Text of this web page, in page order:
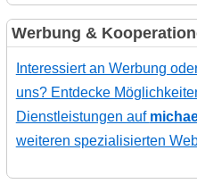
Werbung &
Interessiert an Werbung
uns? Entdecke
Dienstleistungen auf
weiteren spezialisierten